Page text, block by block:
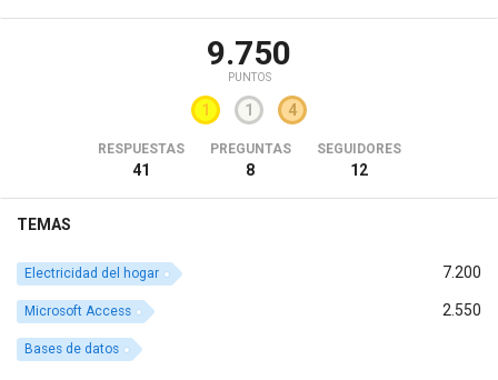
9.750
PUNTOS
1 1 4
RESPUESTAS
41
PREGUNTAS
8
SEGUIDORES
12
TEMAS
7.200
Electricidad del hogar
2.550
Microsoft Access
Bases de datos